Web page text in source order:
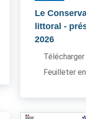
Le
littoral -
2026
Feuilleter